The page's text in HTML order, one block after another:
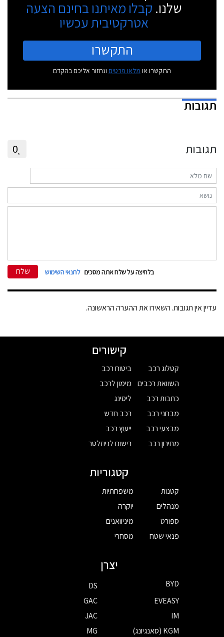
שלנו. קבלו מאיתנו בחינם הצעה
אטרקטיבית עכשיו
התקשרו
התקשרו או מלאו פרטים ונחזור אליכם בהקדם
תגובות
תגובות 0
בלחיצה על שלח אתה מסכים לתנאי השימוש שלח
עדיין אין תגובות. השאירו את ההערה הראשונה.
קישורים
קטלוג רכב
השוואת רכבים
כתבות רכב
מבחני רכב
מבצעי רכב
מחירון רכב
ביטוח רכב
מימון לרכב
ליסינג
רכב חדש
ייעוץ רכב
רישום לניוזלטר
קטגוריות
קטנות
מנהלים
ספורט
פנאי שטח
משפחתיות
יוקרה
מיניוואנים
מסחרי
יצרן
BYD
DS
EVEASY
GAC
IM
JAC
KGM (סאנגיונג)
MG